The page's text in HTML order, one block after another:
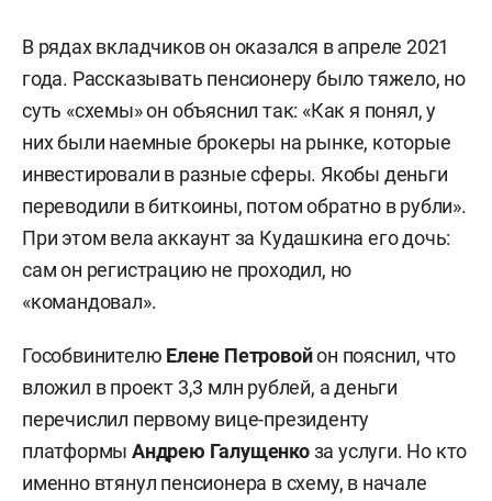
В рядах вкладчиков он оказался в апреле 2021
года. Рассказывать пенсионеру было тяжело, но
суть «схемы» он объяснил так: «Как я понял, у
них были наемные брокеры на рынке, которые
инвестировали в разные сферы. Якобы деньги
переводили в биткоины, потом обратно в рубли».
При этом вела аккаунт за Кудашкина его дочь:
сам он регистрацию не проходил, но
«командовал».
Гособвинителю Елене Петровойон пояснил, что
вложил в проект 3,3 млн рублей, а деньги
перечислил первому вице-президенту
платформыАндрею Галущенкоза услуги. Но кто
именно втянул пенсионера в схему, в начале